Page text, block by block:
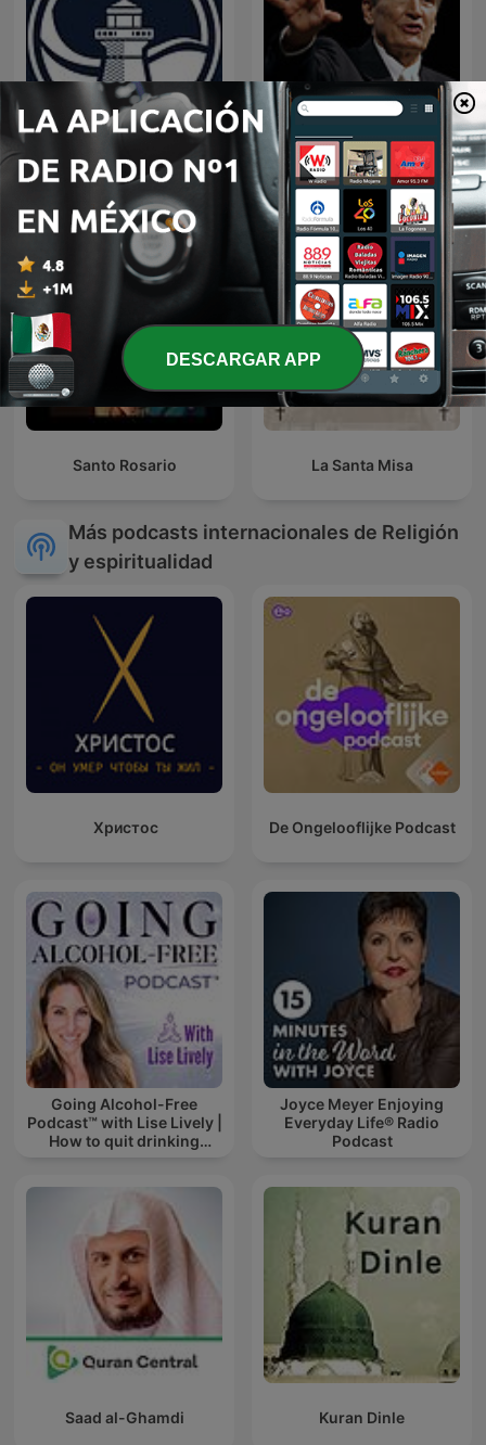
Predicaciones Cristianas
EL AMOR QUE VALE on
Oneplace.com
Santo Rosario La Santa Misa
Más podcasts internacionales de Religión
y espiritualidad
Христос De Ongelooflijke Podcast
Going Alcohol-Free
Podcast™ with Lise Lively |
How to quit drinking
Joyce Meyer Enjoying
Everyday Life® Radio
Podcast
Saad al-Ghamdi Kuran Dinle
DESCARGAR APP